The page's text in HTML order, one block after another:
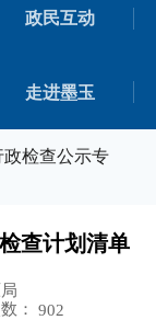
政民互动
走进墨玉
政检查公示专
查计划清单
： 902